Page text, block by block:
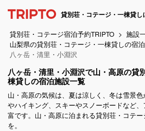
貸別荘・コテージ・一棟貸し
貸別荘・コテージ宿泊予約TRIPTO 施設
山梨県の貸別荘・コテージ・一棟貸しの宿
八ヶ岳・清里・小淵沢
八ヶ岳・清里・小淵沢で山・高原の貸
棟貸しの宿泊施設一覧
山・高原の気候は、夏は涼しく、冬は雪景
やハイキング、スキーやスノーボードなど
富です。山・高原に泊まれる貸別荘・コテ
を。